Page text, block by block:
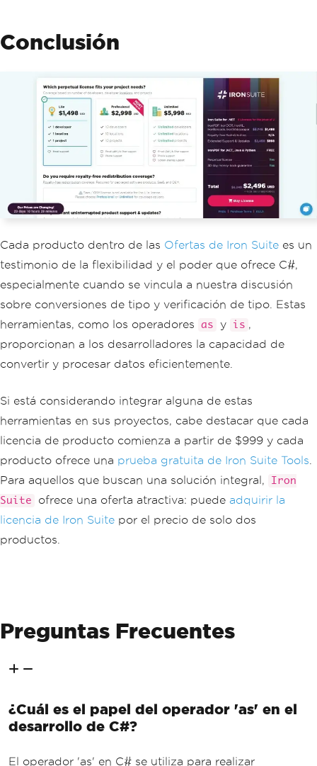
Conclusión
Cada producto dentro de las Ofertas de Iron Suite es un
testimonio de la flexibilidad y el poder que ofrece C#,
especialmente cuando se vincula a nuestra discusión
sobre conversiones de tipo y verificación de tipo. Estas
herramientas, como los operadores
as y is ,
proporcionan a los desarrolladores la capacidad de
convertir y procesar datos eficientemente.
Si está considerando integrar alguna de estas
herramientas en sus proyectos, cabe destacar que cada
licencia de producto comienza a partir de $999 y cada
producto ofrece una prueba gratuita de Iron Suite Tools
Para aquellos que buscan una solución integral,
Iron
Suite
ofrece una oferta atractiva: puede adquirir la
licencia de Iron Suite por el precio de solo dos
productos.
Preguntas Frecuentes
¿Cuál es el papel del operador 'as' en el
desarrollo de C#?
El operador 'as' en C# se utiliza para realizar